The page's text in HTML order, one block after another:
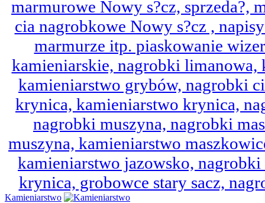
marmurowe Nowy s?cz, sprzeda?,
cia nagrobkowe Nowy s?cz ,
marmurze itp. piaskowanie
kamieniarskie, nagrobki
kamieniarstwo grybów, nagrobki
krynica, kamieniarstwo krynica,
nagrobki muszyna, nagrobki
muszyna, kamieniarstwo
kamieniarstwo jazowsko,
krynica, grobowce stary sacz,
Kamieniarstwo